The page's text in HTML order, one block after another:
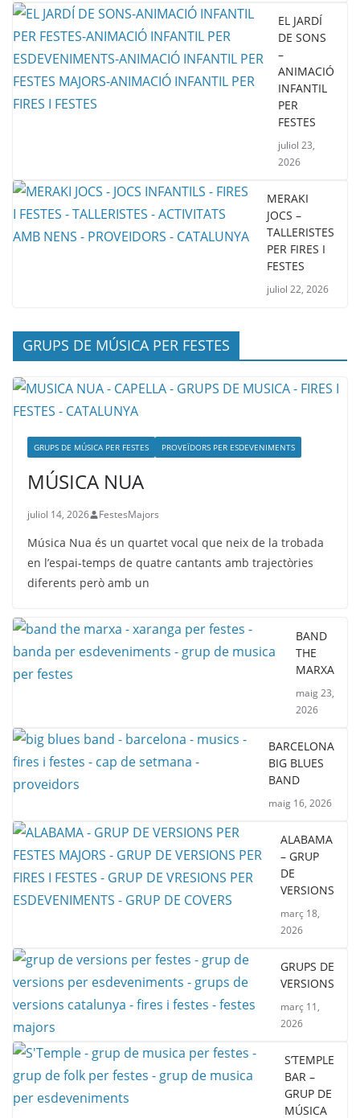
EL JARDÍ
DE SONS
–
ANIMACIÓ
INFANTIL
PER
FESTES
juliol 23,
2026
MERAKI
JOCS –
TALLERISTES
PER FIRES I
FESTES
juliol 22, 2026
GRUPS DE MÚSICA PER FESTES
GRUPS DE MÚSICA PER FESTES PROVEÏDORS PER ESDEVENIMENTS
MÚSICA NUA
juliol 14, 2026 FestesMajors
Música Nua és un quartet vocal que neix de la trobada
en l’espai-temps de quatre cantants amb trajectòries
diferents però amb un
BAND
THE
MARXA
maig 23,
2026
BARCELONA
BIG BLUES
BAND
maig 16, 2026
ALABAMA
– GRUP
DE
VERSIONS
març 18,
2026
GRUPS DE
VERSIONS
març 11,
2026
S’TEMPLE
BAR –
GRUP DE
MÚSICA